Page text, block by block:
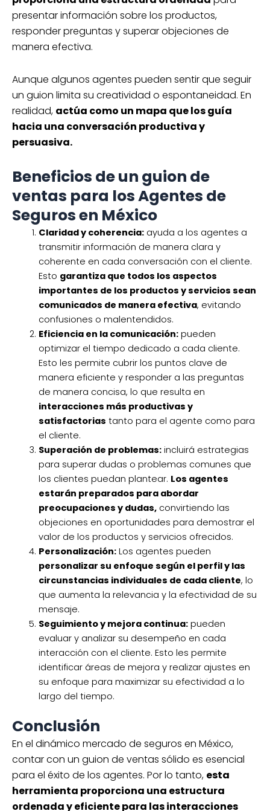
presentar información sobre los productos,
responder preguntas y superar objeciones de
manera efectiva.
Aunque algunos agentes pueden sentir que seguir
un guion limita su creatividad o espontaneidad. En
realidad, actúa como un mapa que los guía
hacia una conversación productiva y
persuasiva.
Beneficios de un guion de
ventas para los Agentes de
Seguros en México
Claridad y coherencia:ayuda a los agentes a
transmitir información de manera clara y
coherente en cada conversación con el cliente.
Esto garantiza que todos los aspectos
importantes de los productos y servicios sean
comunicados de manera efectiva, evitando
confusiones o malentendidos.
Eficiencia en la comunicación:pueden
optimizar el tiempo dedicado a cada cliente.
Esto les permite cubrir los puntos clave de
manera eficiente y responder a las preguntas
de manera concisa, lo que resulta en
interacciones más productivas y
satisfactorias tanto para el agente como para
el cliente.
Superación de problemas:incluirá estrategias
para superar dudas o problemas comunes que
los clientes puedan plantear. Los agentes
estarán preparados para abordar
preocupaciones y dudas,convirtiendo las
objeciones en oportunidades para demostrar el
valor de los productos y servicios ofrecidos.
Personalización:Los agentes pueden
personalizar su enfoque según el perfil y las
circunstancias individuales de cada cliente, lo
que aumenta la relevancia y la efectividad de su
mensaje.
Seguimiento y mejora continua:pueden
evaluar y analizar su desempeño en cada
interacción con el cliente. Esto les permite
identificar áreas de mejora y realizar ajustes en
su enfoque para maximizar su efectividad a lo
largo del tiempo.
Conclusión
En el dinámico mercado de seguros en México,
contar con un guion de ventas sólido es esencial
para el éxito de los agentes. Por lo tanto, esta
herramienta proporciona una estructura
ordenada y eficiente para las interacciones